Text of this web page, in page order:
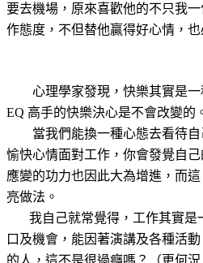
要去機場，原來喜歡他的不只我
作態度，不但替他贏得好心情，也
心理學家發現，快樂其實是
EQ 高手的快樂決心是不會改變的
當我們能換一種心態去看待自
愉快心情面對工作，你會發覺自
應變的功力也因此大為增進，而
亮做法。
我自己就常覺得，工作其實是
口及機會，能因著演講及各種活
的人，這不是很過癮嗎？（更何